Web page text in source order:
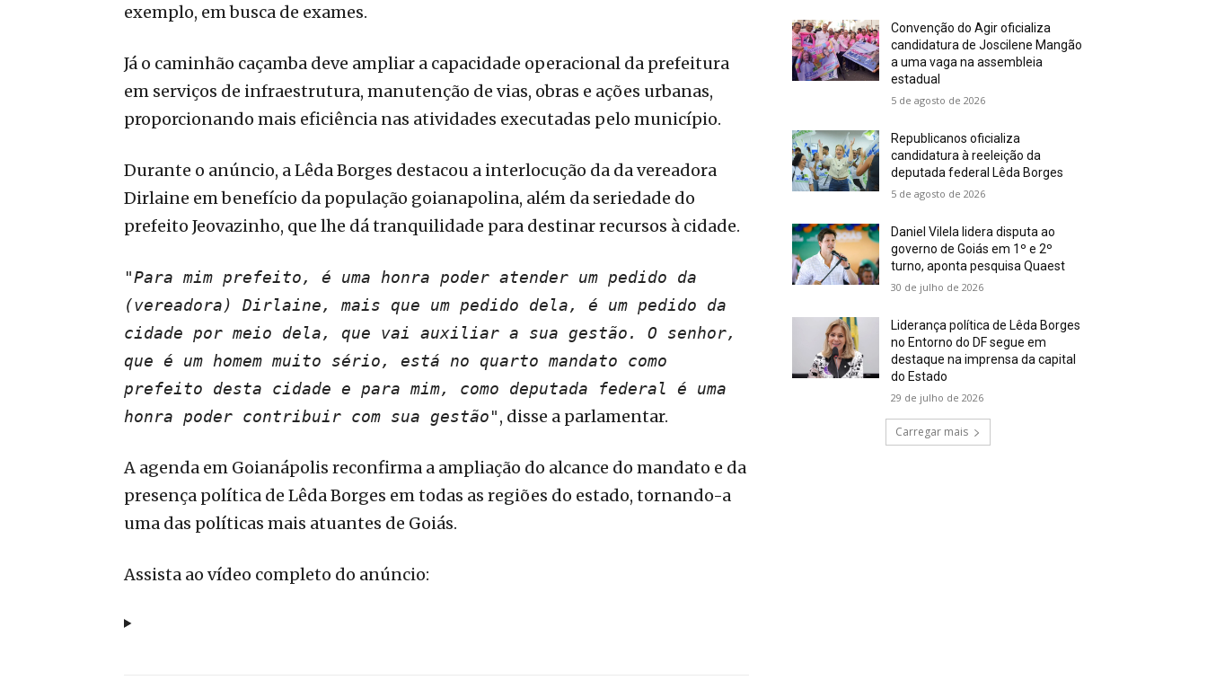
exemplo, em busca de exames.
Já o caminhão caçamba deve ampliar a capacidade operacional da prefeitura
em serviços de infraestrutura, manutenção de vias, obras e ações urbanas,
proporcionando mais eficiência nas atividades executadas pelo município.
Durante o anúncio, a Lêda Borges destacou a interlocução da da vereadora
Dirlaine em benefício da população goianapolina, além da seriedade do
prefeito Jeovazinho, que lhe dá tranquilidade para destinar recursos à cidade.
"Para mim prefeito, é uma honra poder atender um pedido da
(vereadora) Dirlaine, mais que um pedido dela, é um pedido da
cidade por meio dela, que vai auxiliar a sua gestão. O senhor,
que é um homem muito sério, está no quarto mandato como
prefeito desta cidade e para mim, como deputada federal é uma
honra poder contribuir com sua gestão", disse a parlamentar.
A agenda em Goianápolis reconfirma a ampliação do alcance do mandato e da
presença política de Lêda Borges em todas as regiões do estado, tornando-a
uma das políticas mais atuantes de Goiás.
Assista ao vídeo completo do anúncio:
Convenção do Agir oficializa
candidatura de Joscilene Mangão
a uma vaga na assembleia
estadual
5 de agosto de 2026
Republicanos oficializa
candidatura à reeleição da
deputada federal Lêda Borges
5 de agosto de 2026
Daniel Vilela lidera disputa ao
governo de Goiás em 1º e 2º
turno, aponta pesquisa Quaest
30 de julho de 2026
Liderança política de Lêda Borges
no Entorno do DF segue em
destaque na imprensa da capital
do Estado
29 de julho de 2026
Carregar mais